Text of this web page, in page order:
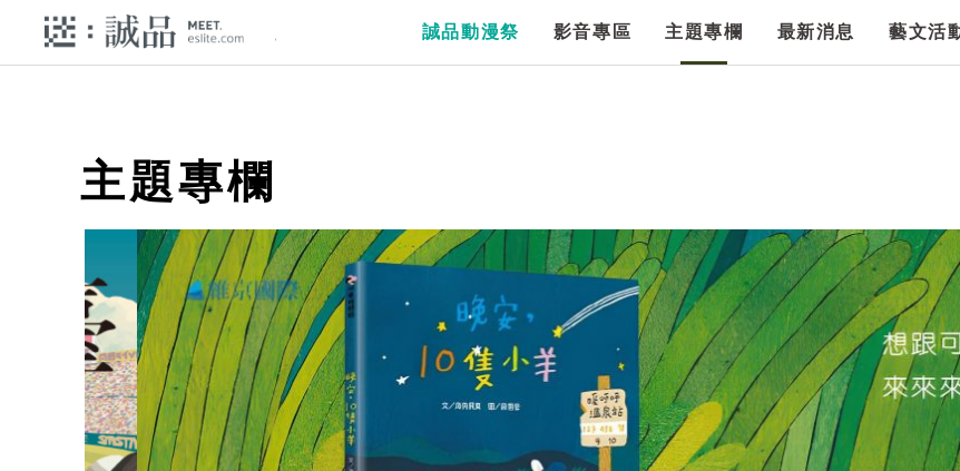
誠品動漫祭 影音專區 主題專欄 最新消息 藝文活
主題專欄